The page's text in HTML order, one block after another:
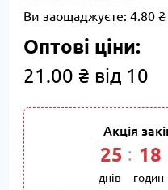
Ви заощаджуєте: 4.80 ₴
Оптові ціни:
21.00 ₴ від 10
Акція
25
днів
18
годин